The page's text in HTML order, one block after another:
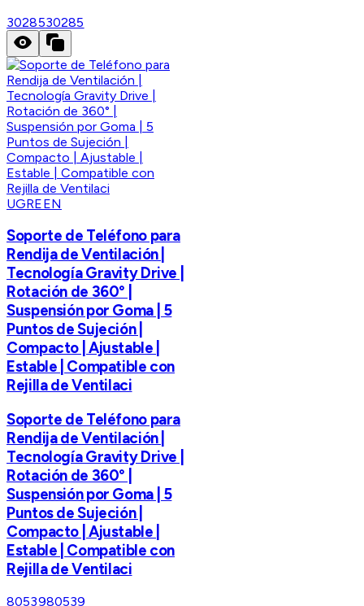
3028530285
UGREEN
Soporte de Teléfono para
Rendija de Ventilación |
Tecnología Gravity Drive |
Rotación de 360° |
Suspensión por Goma | 5
Puntos de Sujeción |
Compacto | Ajustable |
Estable | Compatible con
Rejilla de Ventilaci
Soporte de Teléfono para
Rendija de Ventilación |
Tecnología Gravity Drive |
Rotación de 360° |
Suspensión por Goma | 5
Puntos de Sujeción |
Compacto | Ajustable |
Estable | Compatible con
Rejilla de Ventilaci
8053980539